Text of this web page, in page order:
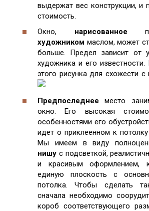
выдержат вес конструкции, и
стоимость.
Окно, нарисованное
художником маслом, может
больше. Предел зависит от
художника и его
этого рисунка для схожести
Предпоследнее место
окно. Его высокая
особенностями его
идет о приклеенном к
Мы имеем в виду
нишу с подсветкой,
и красивым оформлением,
единую плоскость с
потолка. Чтобы сделать
сначала необходимо
короб соответствующего